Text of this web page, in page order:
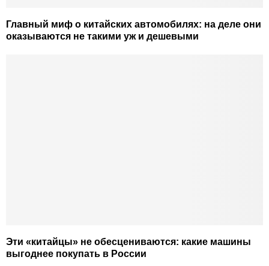
Главный миф о китайских автомобилях: на деле они
оказываются не такими уж и дешевыми
Эти «китайцы» не обесцениваются: какие машины
выгоднее покупать в России